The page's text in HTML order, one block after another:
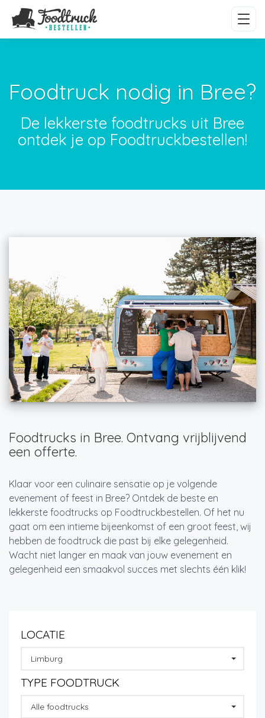
Foodtruck nodig in Bree?
De lekkerste foodtrucks uit Bree
ontdek je op Foodtruckbestellen!
Foodtrucks in Bree. Ontvang vrijblijvend
een offerte.
Klaar voor een culinaire sensatie op je volgende
evenement of feest in Bree? Ontdek de beste en
lekkerste foodtrucks op Foodtruckbestellen. Of het nu
gaat om een intieme bijeenkomst of een groot feest, wij
hebben de foodtruck die past bij elke gelegenheid.
Wacht niet langer en maak van jouw evenement en
gelegenheid een smaakvol succes met slechts één klik!
LOCATIE
Limburg
TYPE FOODTRUCK
Alle foodtrucks